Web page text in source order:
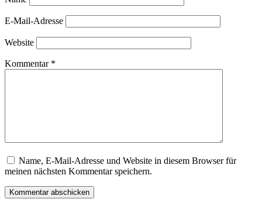
E-Mail-Adresse
Website
Kommentar *
Name, E-Mail-Adresse und Website in diesem Browser für
meinen nächsten Kommentar speichern.